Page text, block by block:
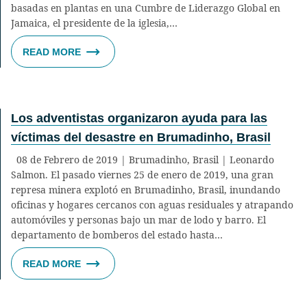
basadas en plantas en una Cumbre de Liderazgo Global en
Jamaica, el presidente de la iglesia,…
READ MORE
Los adventistas organizaron ayuda para las
víctimas del desastre en Brumadinho, Brasil
08 de Febrero de 2019 | Brumadinho, Brasil | Leonardo
Salmon. El pasado viernes 25 de enero de 2019, una gran
represa minera explotó en Brumadinho, Brasil, inundando
oficinas y hogares cercanos con aguas residuales y atrapando
automóviles y personas bajo un mar de lodo y barro. El
departamento de bomberos del estado hasta…
READ MORE